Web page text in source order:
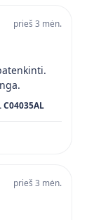
prieš 3 mėn.
prieš 3 mėn.